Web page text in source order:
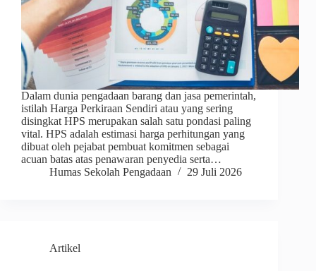
Dalam dunia pengadaan barang dan jasa pemerintah,
istilah Harga Perkiraan Sendiri atau yang sering
disingkat HPS merupakan salah satu pondasi paling
vital. HPS adalah estimasi harga perhitungan yang
dibuat oleh pejabat pembuat komitmen sebagai
acuan batas atas penawaran penyedia serta…
Humas Sekolah Pengadaan
29 Juli 2026
Artikel